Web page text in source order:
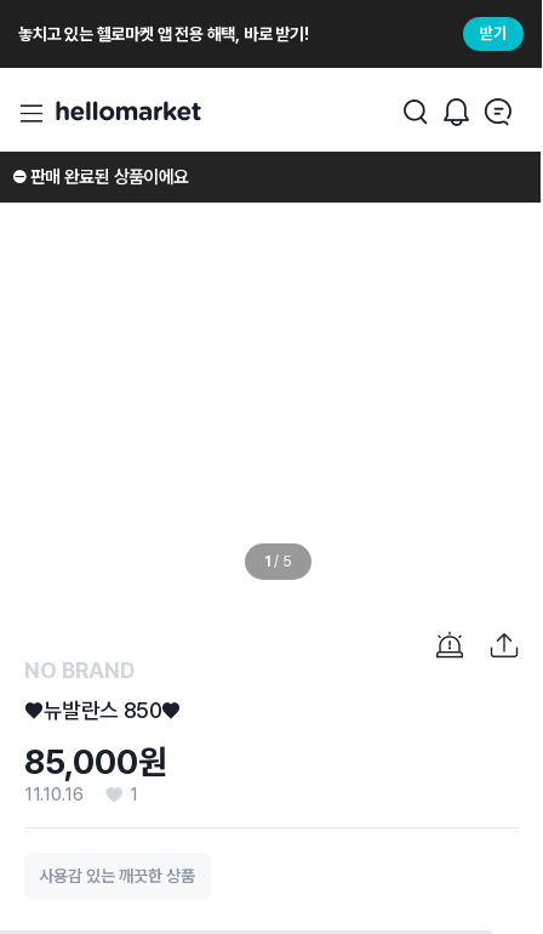
놓치고 있는 헬로마켓 앱 전용 해택, 바로 받기! 받기
1 / 5
⛔️ 판매 완료된 상품이에요
NO BRAND
♥뉴발란스 850♥
85,000원
11.10.16 1
사용감 있는 깨끗한 상품